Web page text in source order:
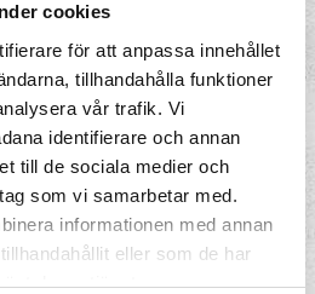
cookies
för att anpassa innehållet
tillhandahålla funktioner
vår trafik. Vi
identifierare och annan
till de sociala medier och
som vi samarbetar med.
informationen med annan
eller som de har
deras tjänster.